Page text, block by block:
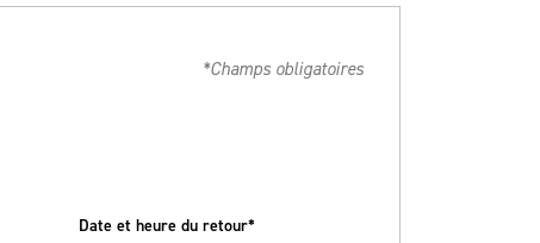
*Champs obligatoires
Date et heure du retour*